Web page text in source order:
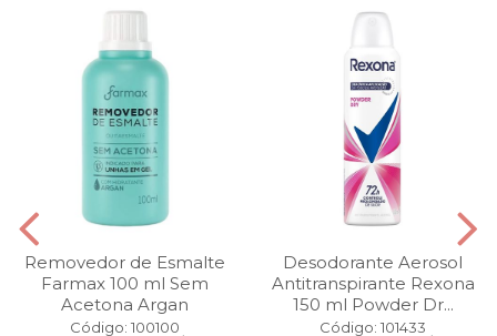
Removedor de Esmalte
Farmax 100 ml Sem
Acetona Argan
Código: 100100
Desodorante Aerosol
Antitranspirante Rexona
150 ml Powder Dr...
Código: 101433